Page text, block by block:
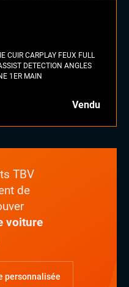
CUIR CARPLAY FEUX FULL
DETECTION ANGLES
1ER MAIN
Vendu
TBV
de
voiture
personnalisée